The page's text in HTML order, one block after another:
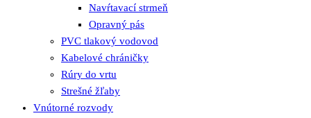
Navŕtavací strmeň
Opravný pás
PVC tlakový vodovod
Kabelové chráničky
Rúry do vrtu
Strešné žľaby
Vnútorné rozvody